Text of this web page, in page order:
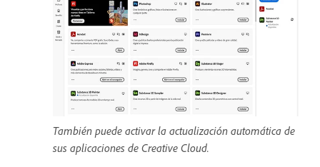
También puede activar la actualización automática de
sus aplicaciones de Creative Cloud.